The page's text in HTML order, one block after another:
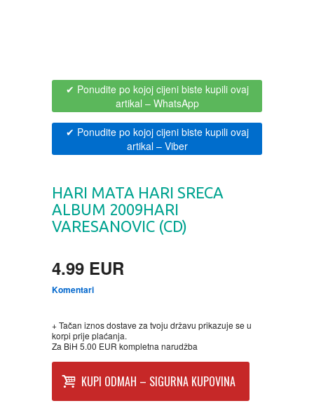
DRAMA
DRUSTVENA IGRA
EDUKATIVNI
ESEJISTIKA
FANTASTIKA
HOROR
INTERNET I RAČUNARI
100% PRIRODNO
✔ Ponudite po kojoj cijeni biste kupili ovaj
artikal – WhatsApp
✔ Ponudite po kojoj cijeni biste kupili ovaj
artikal– Viber
HARI MATA HARI SRECA
ALBUM 2009HARI
VARESANOVIC (CD)
4.99 EUR
Komentari
+ Tačan iznos dostave za tvoju državu prikazuje se u
korpi prije plaćanja.
Za BiH 5.00 EUR kompletna narudžba
KUPI ODMAH – SIGURNA KUPOVINA